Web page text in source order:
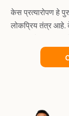
केस प्रत्यारोपण हे
लोकप्रिय तंत्र आहे.
वापर करून प्रगत
तज्ञांशी विनामूल्य